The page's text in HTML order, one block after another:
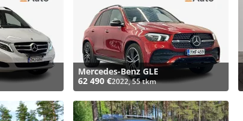
Mercedes-Benz GLE
62 490 €2022, 55 tkm